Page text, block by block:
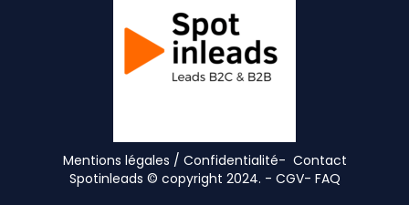
Mentions légales / Confidentialité- Contact
Spotinleads © copyright 2024. - CGV- FAQ